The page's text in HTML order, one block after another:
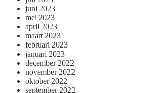
juni 2023
mei 2023
april 2023
maart 2023
februari 2023
januari 2023
december 2022
november 2022
oktober 2022
september 2022